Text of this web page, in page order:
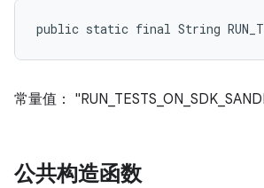
public static final String
常量值：
公共构造函数